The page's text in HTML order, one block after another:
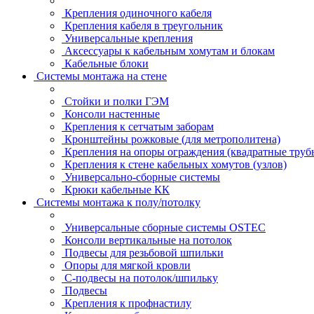
Крепления одиночного кабеля
Крепления кабеля в треугольник
Универсальные крепления
Аксессуары к кабельным хомутам и блокам
Кабельные блоки
Системы монтажа на стене
Стойки и полки ГЭМ
Консоли настенные
Крепления к сетчатым заборам
Кронштейны рожковые (для метрополитена)
Крепления на опоры ограждения (квадратные
Крепления к стене кабельных хомутов (узлов)
Универсально-сборные системы
Крюки кабельные КК
Системы монтажа к полу/потолку
Универсальные сборные системы OSTEC
Консоли вертикальные на потолок
Подвесы для резьбовой шпильки
Опоры для мягкой кровли
С-подвесы на потолок/шпильку
Подвесы
Крепления к профнастилу